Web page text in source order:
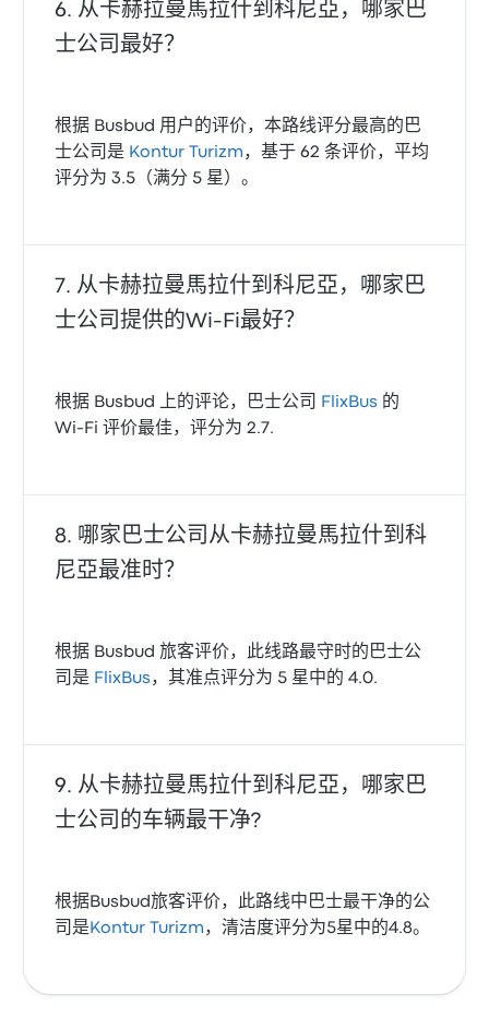
从卡赫拉曼馬拉什到科尼亞，哪家巴
士公司最好？
根据 Busbud 用户的评价，本路线评分最高的巴
士公司是 Kontur Turizm ，基于 62 条评价，平均
评分为 3.5（满分 5 星）。
从卡赫拉曼馬拉什到科尼亞，哪家巴
士公司提供的Wi‑Fi最好？
根据 Busbud 上的评论，巴士公司 FlixBus 的
Wi‑Fi 评价最佳，评分为 2.7.
哪家巴士公司从卡赫拉曼馬拉什到科
尼亞最准时？
根据 Busbud 旅客评价，此线路最守时的巴士公
司是 FlixBus ，其准点评分为 5 星中的 4.0.
从卡赫拉曼馬拉什到科尼亞，哪家巴
士公司的车辆最干净?
根据Busbud旅客评价，此路线中巴士最干净的公
司是 Kontur Turizm ，清洁度评分为5星中的4.8。